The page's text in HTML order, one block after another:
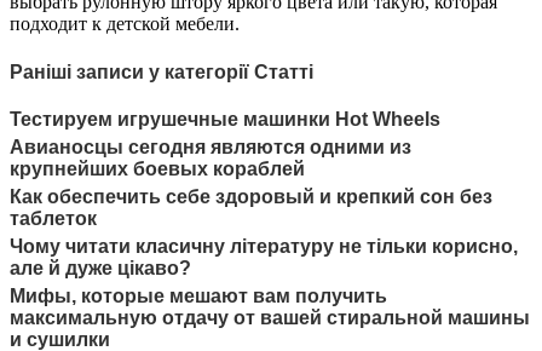
подходит к детской мебели.
Раніші записи у категорії Статті
Тестируем игрушечные машинки Hot Wheels
Авианосцы сегодня являются одними из
крупнейших боевых кораблей
Как обеспечить себе здоровый и крепкий сон без
таблеток
Чому читати класичну літературу не тільки корисно,
але й дуже цікаво?
Мифы, которые мешают вам получить
максимальную отдачу от вашей стиральной машины
и сушилки